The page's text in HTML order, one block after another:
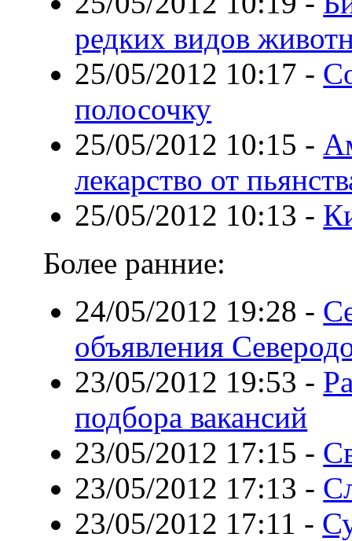
редких видов
25/05/2012 10:17 -
полосочку
25/05/2012 10:15 -
лекарство от
25/05/2012 10:13 -
Более ранние:
24/05/2012 19:28 -
объявления
23/05/2012 19:53 -
подбора вакансий
23/05/2012 17:15 -
23/05/2012 17:13 -
23/05/2012 17:11 -